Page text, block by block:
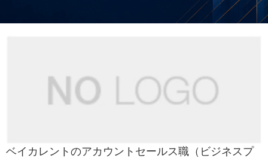
ベイカレントのアカウントセールス職（ビジネスプ